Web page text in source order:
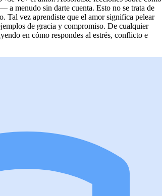
a menudo sin darte cuenta. Esto no se trata de
Tal vez aprendiste que el amor significa pelear
de gracia y compromiso. De cualquier
en cómo respondes al estrés, conflicto e